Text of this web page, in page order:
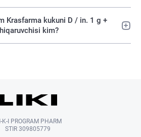
Krasfarma kukuni D / in. 1 g +
kim?
K-I PROGRAM PHARM
STIR 309805779